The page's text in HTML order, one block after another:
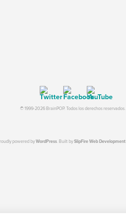
© 1999-2026 BrainPOP. Todos los derechos reservados.
powered byWordPress. Built bySlipFire Web Development